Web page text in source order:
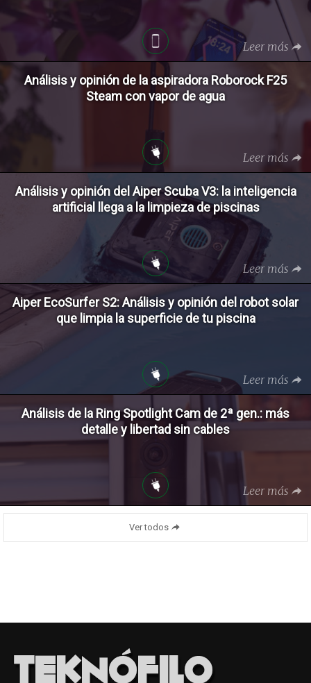
Leer más
Análisis y opinión de la aspiradora Roborock F25
Steam con vapor de agua
Leer más
Análisis y opinión del Aiper Scuba V3: la inteligencia
artificial llega a la limpieza de piscinas
Leer más
Aiper EcoSurfer S2: Análisis y opinión del robot solar
que limpia la superficie de tu piscina
Leer más
Análisis de la Ring Spotlight Cam de 2ª gen.: más
detalle y libertad sin cables
Leer más
Ver todos